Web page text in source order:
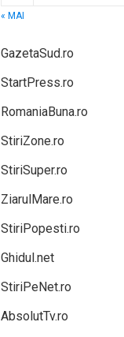
« MAI
GazetaSud.ro
StartPress.ro
RomaniaBuna.ro
StiriZone.ro
StiriSuper.ro
ZiarulMare.ro
StiriPopesti.ro
Ghidul.net
StiriPeNet.ro
AbsolutTv.ro